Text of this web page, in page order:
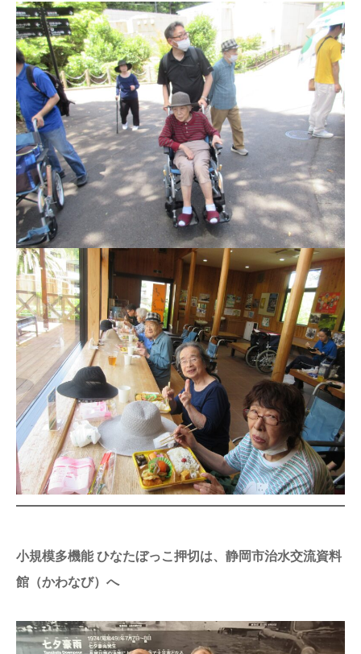
小規模多機能 ひなたぼっこ押切は、静岡市治水交流資料
館（かわなび）へ